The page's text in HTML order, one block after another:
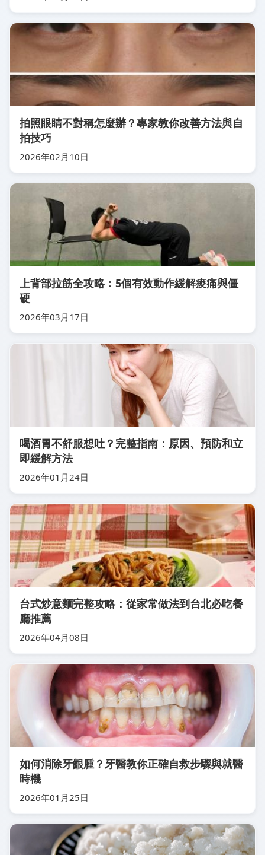
拍照眼睛不對稱怎麼辦？專家教你改善方法與自
拍技巧
2026年02月10日
上背部拉筋全攻略：5個有效動作緩解痠痛與僵
硬
2026年03月17日
喝酒胃不舒服想吐？完整指南：原因、預防和立
即緩解方法
2026年01月24日
台式炒意麵完整攻略：從家常做法到台北必吃餐
廳推薦
2026年04月08日
如何消除牙齦腫？牙醫教你正確自救步驟與就醫
時機
2026年01月25日